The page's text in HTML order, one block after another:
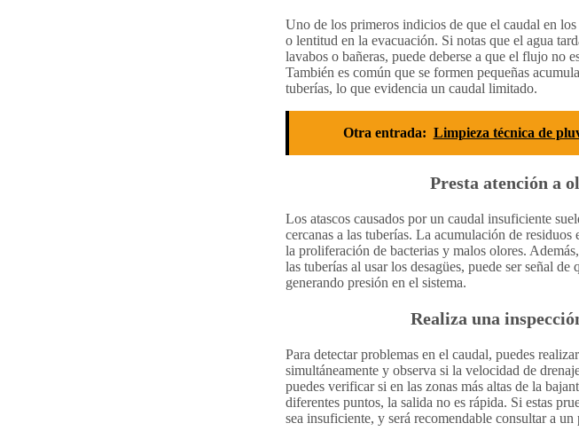
Uno de los primeros indicios de que el caudal en
o lentitud en la evacuación. Si notas que el agua
lavabos o bañeras, puede deberse a que el flujo no
También es común que se formen pequeñas
tuberías, lo que evidencia un caudal limitado.
Otra entrada: Limpieza técnica de
Presta atención a
Los atascos causados por un caudal insuficiente
cercanas a las tuberías. La acumulación de
la proliferación de bacterias y malos olores.
las tuberías al usar los desagües, puede ser señal
generando presión en el sistema.
Realiza una
Para detectar problemas en el caudal, puedes
simultáneamente y observa si la velocidad de
puedes verificar si en las zonas más altas de la
diferentes puntos, la salida no es rápida. Si estas
sea insuficiente, y será recomendable consultar a